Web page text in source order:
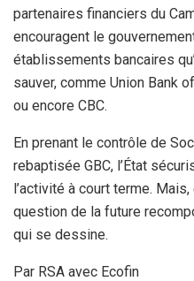
partenaires financiers du
encouragent le
établissements bancaires
sauver, comme Union Bank
ou encore CBC.
En prenant le contrôle de
rebaptisée GBC, l’État
l’activité à court terme.
question de la future
qui se dessine.
Par RSA avec Ecofin